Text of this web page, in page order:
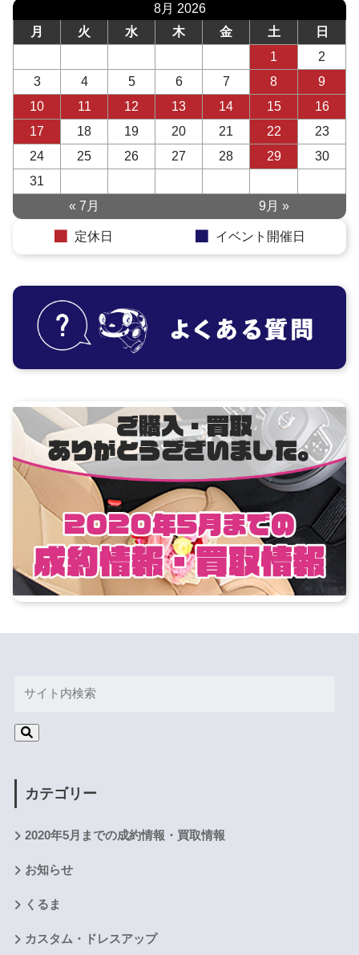
8月 2026
月
火 水 木 金 土
日
1
2
3
4 5 6 7 8
9
10
11 12 13 14 15
16
17
18 19 20 21 22
23
24
25 26 27 28 29
30
31
« 7月
9月 »
定休日 イベント開催日
カテゴリー
2020年5月までの成約情報・買取情報
お知らせ
くるま
カスタム・ドレスアップ